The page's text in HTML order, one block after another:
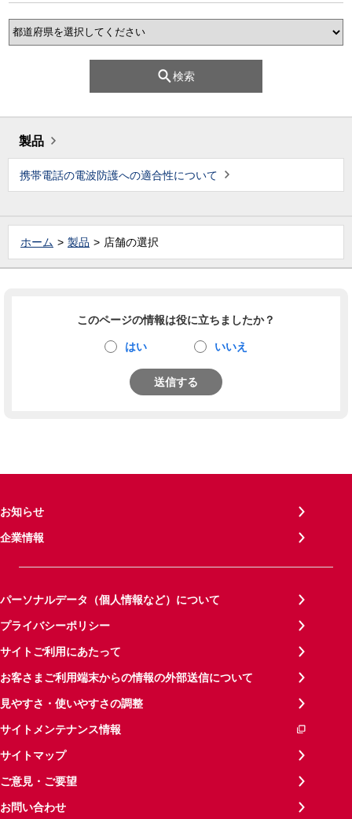
検索
製品
携帯電話の電波防護への適合性について
ホーム 製品 店舗の選択
このページの情報は役に立ちましたか？
はい いいえ
送信する
お知らせ
企業情報
パーソナルデータ（個人情報など）について
プライバシーポリシー
サイトご利用にあたって
お客さまご利用端末からの情報の外部送信について
見やすさ・使いやすさの調整
サイトメンテナンス情報
サイトマップ
ご意見・ご要望
お問い合わせ